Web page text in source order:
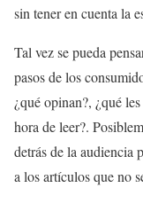
sin tener en cuenta la
Tal vez se pueda
pasos de los
¿qué opinan?, ¿qué
hora de leer?.
detrás de la audiencia
a los artículos que no